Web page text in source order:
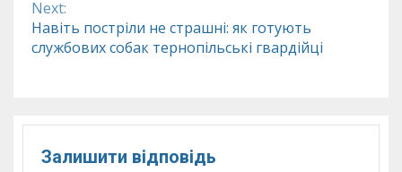
Next:
Навіть постріли не страшні: як готують
службових собак тернопільські гвардійці
Залишити відповідь